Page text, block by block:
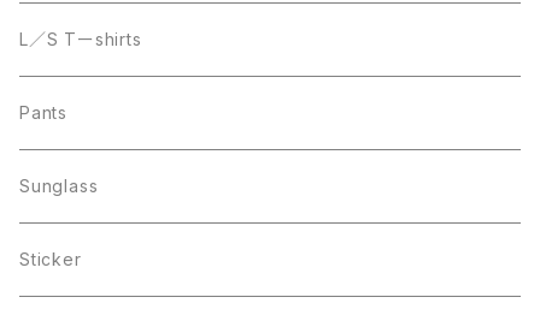
L／S Tーshirts
Pants
Sunglass
Sticker